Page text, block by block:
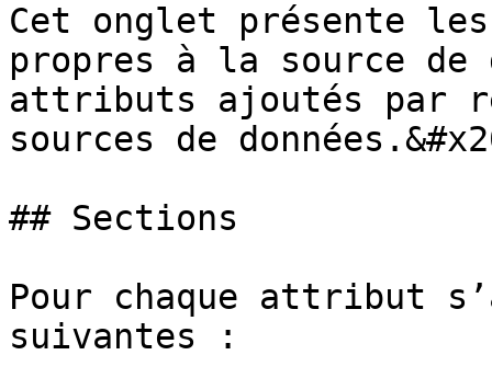
Cet onglet présente
propres à la source de
attributs ajoutés par
sources de
## Sections
Pour chaque attribut
suivantes :